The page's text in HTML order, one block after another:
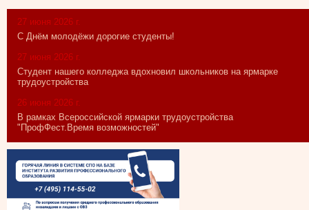
27 июня 2026 г.
С Днём молодёжи дорогие студенты!
27 июня 2026 г.
Студент нашего колледжа вдохновил школьников на ярмарке
трудоустройства
26 июня 2026 г.
В рамках Всероссийской ярмарки трудоустройства
"ПрофФест.Время возможностей"